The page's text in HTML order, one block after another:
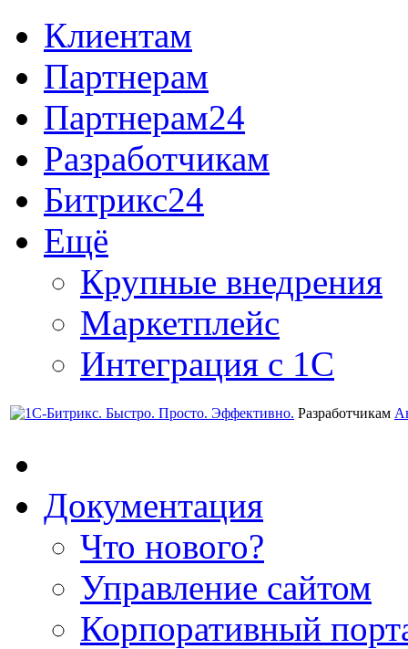
Клиентам
Партнерам
Партнерам24
Разработчикам
Битрикс24
Ещё
Крупные внедрения
Маркетплейс
Интеграция с 1С
Разработчикам
Документация
Что нового?
Управление сайтом
Корпоративный